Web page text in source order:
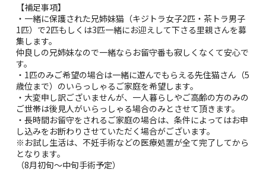
【補足事項】
・一緒に保護された兄姉妹猫（キジトラ女子2匹・茶トラ男子
1匹）で2匹もしくは3匹一緒にお迎えして下さる里親さんを募
集します。
仲良しの兄姉妹なので一緒ならお留守番も寂しくなくて安心で
す。
・1匹のみご希望の場合は一緒に遊んでもらえる先住猫さん（5
歳位まで）のいらっしゃるご家庭を希望します。
・大変申し訳ございませんが、一人暮らしやご高齢の方のみの
ご世帯は後見人がいらっしゃる場合のみとさせて頂きます。
・長時間お留守をされるご家庭の場合は、条件によってはお申
し込みをお断わりさせていただく場合がございます。
※お試し生活は、不妊手術などの医療処置が全て完了してから
となります。
（8月初旬～中旬手術予定）